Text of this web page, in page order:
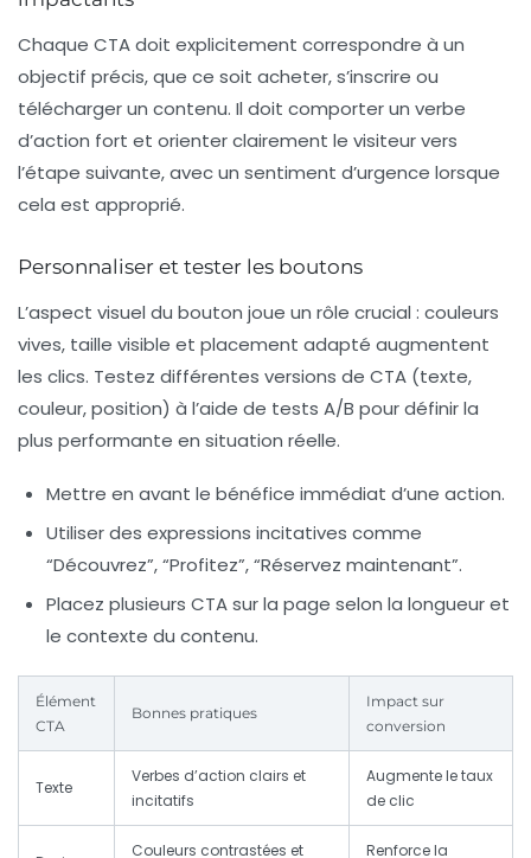
Chaque CTA doit explicitement correspondre à un
objectif précis, que ce soit acheter, s’inscrire ou
télécharger un contenu. Il doit comporter un verbe
d’action fort et orienter clairement le visiteur vers
l’étape suivante, avec un sentiment d’urgence lorsque
cela est approprié.
Personnaliser et tester les boutons
L’aspect visuel du bouton joue un rôle crucial : couleurs
vives, taille visible et placement adapté augmentent
les clics. Testez différentes versions de CTA (texte,
couleur, position) à l’aide de tests A/B pour définir la
plus performante en situation réelle.
Mettre en avant le bénéfice immédiat d’une action.
Utiliser des expressions incitatives comme
“Découvrez”, “Profitez”, “Réservez maintenant”.
Placez plusieurs CTA sur la page selon la longueur et
le contexte du contenu.
Élément
CTA
Bonnes pratiques
Impact sur
conversion
Texte
Verbes d’action clairs et
incitatifs
Augmente le taux
de clic
Couleurs contrastées et
Renforce la